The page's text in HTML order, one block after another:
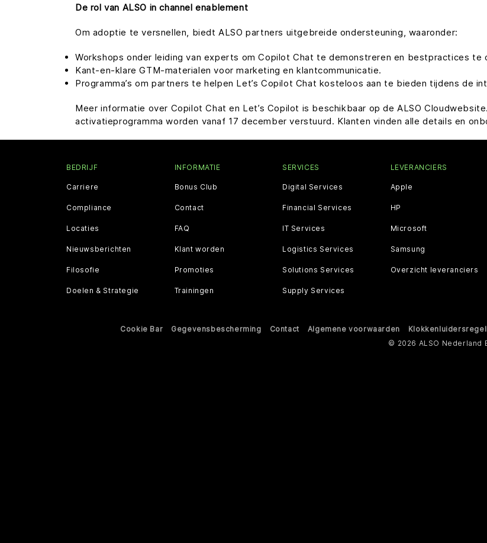
De rol van ALSO in channel enablement
Om adoptie te versnellen, biedt ALSO partners uitgebreide ondersteuning, waaronder:
Workshops onder leiding van experts om Copilot Chat te demonstreren en bestpractices te
Kant-en-klare GTM-materialen voor marketing en klantcommunicatie.
Programma’s om partners te helpen Let’s Copilot Chat kosteloos aan te bieden tijdens de
Meer informatie over Copilot Chat en Let’s Copilot is beschikbaar op de ALSO
activatieprogramma worden vanaf 17 december verstuurd. Klanten vinden alle details en
BEDRIJF
Carriere
Compliance
Locaties
Nieuwsberichten
Filosofie
Doelen & Strategie
INFORMATIE
Bonus Club
Contact
FAQ
Klant worden
Promoties
Trainingen
SERVICES
Digital Services
Financial Services
IT Services
Logistics Services
Solutions Services
Supply Services
LEVERANCIERS
Apple
HP
Microsoft
Samsung
Overzicht leveranciers
Cookie Bar Gegevensbescherming Contact Algemene voorwaarden
© 2026 ALSO Nederland